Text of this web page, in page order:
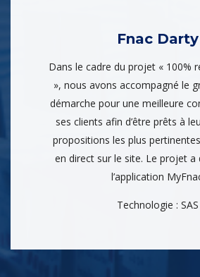
Fnac Darty
Dans le cadre du projet « 100%
», nous avons accompagné le
démarche pour une meilleure
ses clients afin d’être prêts à
propositions les plus
en direct sur le site. Le projet a
l’application
Technologie : SAS